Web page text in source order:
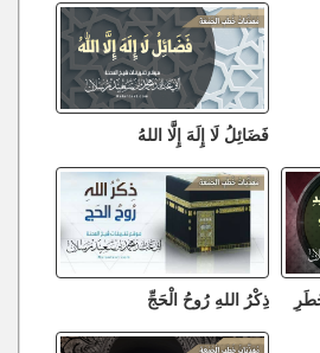
فَضَائِلُ لَا إِلَهَ إِلَّا اللهُ
ذِكْرُ اللهِ رُوحُ الْحَجِّ